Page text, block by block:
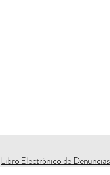
Libro Electrónico de Denuncias